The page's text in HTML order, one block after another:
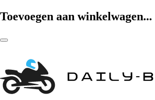
Toevoegen aan winkelwagen...